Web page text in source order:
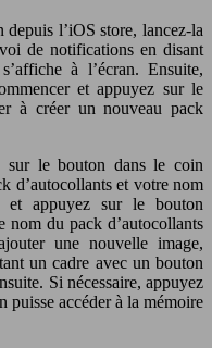
l’iOS store, lancez-la
de notifications en disant
à l’écran. Ensuite,
et appuyez sur le
à créer un nouveau pack
sur le bouton dans le coin
d’autocollants et votre nom
et appuyez sur le bouton
nom du pack d’autocollants
une nouvelle image,
un cadre avec un bouton
Si nécessaire, appuyez
accéder à la mémoire